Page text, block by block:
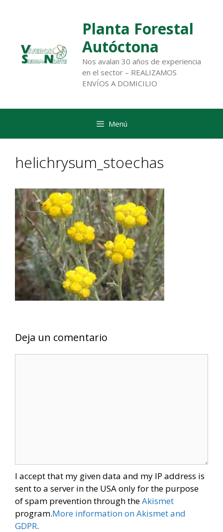
Planta Forestal
Autóctona
Nos avalan 30 años de experiencia
en el sector – REALIZAMOS
ENVÍOS A DOMICILIO
Menú
helichrysum_stoechas
Deja un comentario
I accept that my given data and my IP address is
sent to a server in the USA only for the purpose
of spam prevention through theAkismet
program.More information on Akismet and
GDPR.